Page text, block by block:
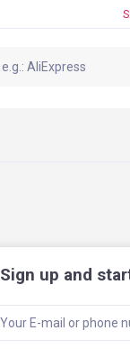
Sign up and